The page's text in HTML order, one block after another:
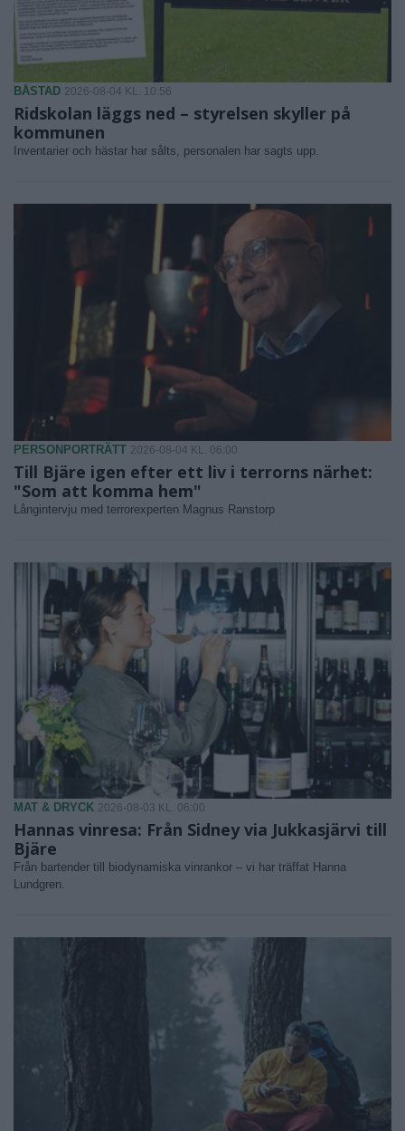
BÅSTAD 2026-08-04 KL. 10:56
Ridskolan läggs ned – styrelsen skyller på
kommunen
Inventarier och hästar har sålts, personalen har sagts upp.
PERSONPORTRÄTT 2026-08-04 KL. 06:00
Till Bjäre igen efter ett liv i terrorns närhet:
"Som att komma hem"
Långintervju med terrorexperten Magnus Ranstorp
MAT & DRYCK 2026-08-03 KL. 06:00
Hannas vinresa: Från Sidney via Jukkasjärvi till
Bjäre
Från bartender till biodynamiska vinrankor – vi har träffat Hanna
Lundgren.